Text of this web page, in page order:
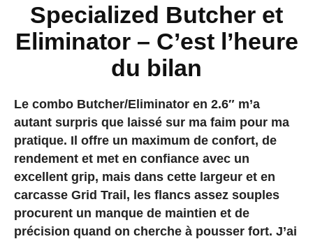
Specialized Butcher et
Eliminator – C’est l’heure
du bilan
Le combo Butcher/Eliminator en 2.6″ m’a
autant surpris que laissé sur ma faim pour ma
pratique. Il offre un maximum de confort, de
rendement et met en confiance avec un
excellent grip, mais dans cette largeur et en
carcasse Grid Trail, les flancs assez souples
procurent un manque de maintien et de
précision quand on cherche à pousser fort. J’ai